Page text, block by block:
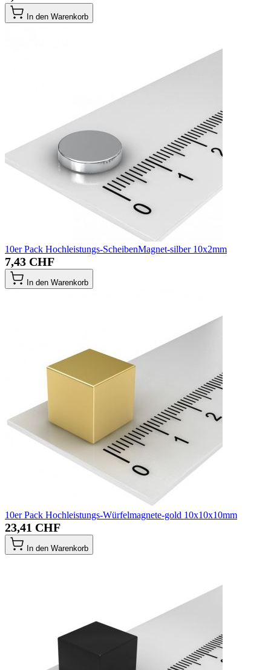
In den Warenkorb
10er Pack Hochleistungs-ScheibenMagnet-silber 10x2mm
7,43 CHF
In den Warenkorb
10er Pack Hochleistungs-Würfelmagnete-gold 10x10x10mm
23,41 CHF
In den Warenkorb